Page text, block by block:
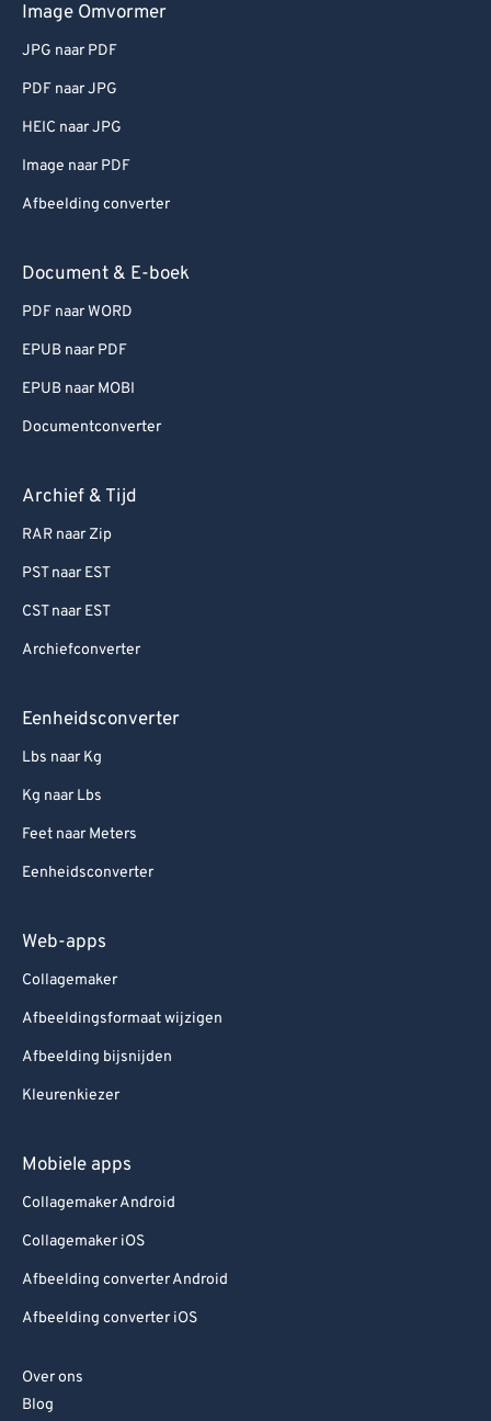
Image Omvormer
JPG naar PDF
PDF naar JPG
HEIC naar JPG
Image naar PDF
Afbeelding converter
Document & E-boek
PDF naar WORD
EPUB naar PDF
EPUB naar MOBI
Documentconverter
Archief & Tijd
RAR naar Zip
PST naar EST
CST naar EST
Archiefconverter
Eenheidsconverter
Lbs naar Kg
Kg naar Lbs
Feet naar Meters
Eenheidsconverter
Web-apps
Collagemaker
Afbeeldingsformaat wijzigen
Afbeelding bijsnijden
Kleurenkiezer
Mobiele apps
Collagemaker Android
Collagemaker iOS
Afbeelding converter Android
Afbeelding converter iOS
Over ons
Blog